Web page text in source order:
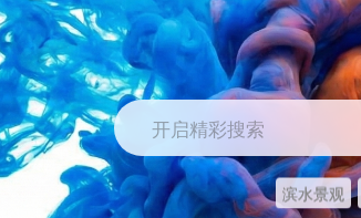
开启精彩搜索
滨水景观